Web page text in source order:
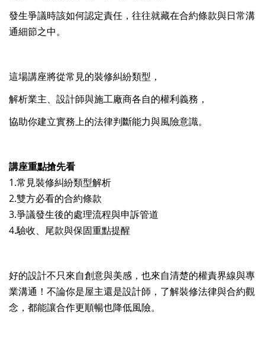
發生爭議時該如何認定責任，往往就藏在合約條款與日常溝
通細節之中。
這場講座將從常見的裝修糾紛類型，
解析業主、設計師與施工廠商各自的權利義務，
協助你建立實務上的法律判斷能力與風險意識。
講座重點搶先看
1.常見裝修糾紛類型解析
2.雙方必看的合約條款
3.爭議發生後的處理流程與申訴管道
4.驗收、尾款與保固重點提醒
好的設計不只來自創意與美感，也來自清楚的權責界線與專
業溝通！不論你是屋主還是設計師，了解裝修法律與合約觀
念，都能讓合作更順暢也降低風險。